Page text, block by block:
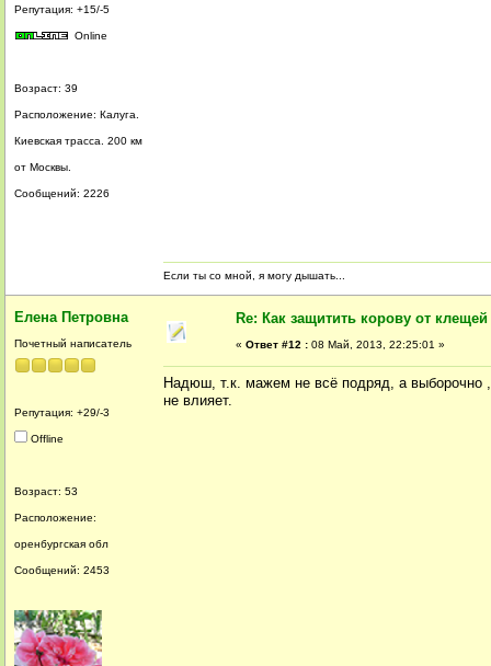
Репутация: +15/-5
Online
Возраст: 39
Расположение: Калуга.
Киевская трасса. 200 км
от Москвы.
Сообщений: 2226
Если ты со мной, я могу дышать...
Елена Петровна
Почетный написатель
Репутация: +29/-3
Offline
Возраст: 53
Расположение:
оренбургская обл
Сообщений: 2453
Re: Как защитить корову от клещей
« Ответ #12 : 08 Май, 2013, 22:25:01 »
Надюш, т.к. мажем не всё подряд, а выборочно ,
не влияет.